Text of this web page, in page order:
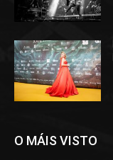
O MÁIS VISTO